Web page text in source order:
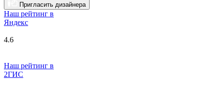
Пригласить дизайнера
Наш рейтинг в
Яндекс
4.6
Наш рейтинг в
2ГИС